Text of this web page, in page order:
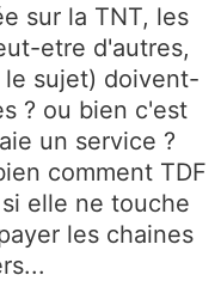
sur la TNT, les
etre d'autres,
le sujet) doivent-
? ou bien c'est
un service ?
comment TDF
elle ne touche
les chaines